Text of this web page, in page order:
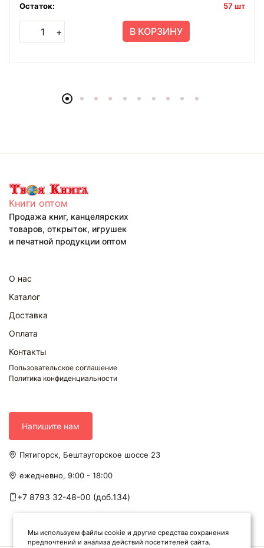
Остаток:
57 шт
+ В КОРЗИНУ
Книги оптом
Продажа книг, канцелярских
товаров, открыток, игрушек
и печатной продукции оптом
О нас
Каталог
Доставка
Оплата
Контакты
Пользовательское соглашение
Политика конфиденциальности
Напишите нам
Пятигорск, Бештаугорское шоссе 23
ежедневно, 9:00 - 18:00
+7 8793 32-48-00 (доб.134)
Мы используем файлы cookie и другие средства сохранения
предпочтений и анализа действий посетителей сайта.